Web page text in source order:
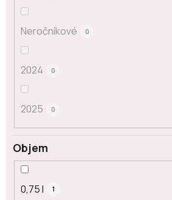
Neročníkové 0
2024 0
2025 0
Objem
0,75 l 1